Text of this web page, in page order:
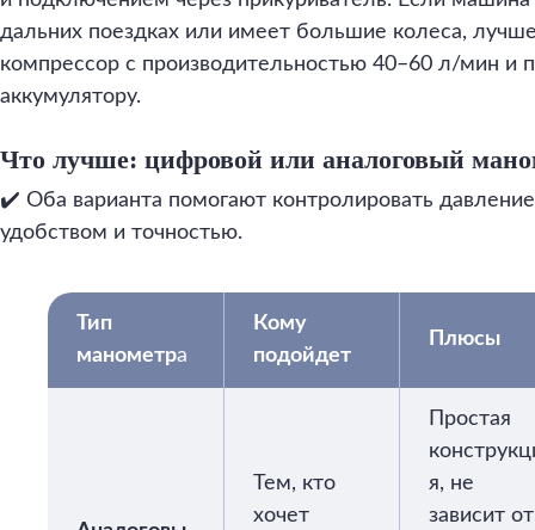
дальних поездках или имеет большие колеса,
компрессор с производительностью 40–60 л/мин и
аккумулятору.
Что лучше: цифровой или аналоговый
✔️ Оба варианта помогают контролировать
удобством и точностью.
Тип
манометра
Кому
подойдет
Плюсы
Тем, кто
хочет
Простая
я, не
зависит от